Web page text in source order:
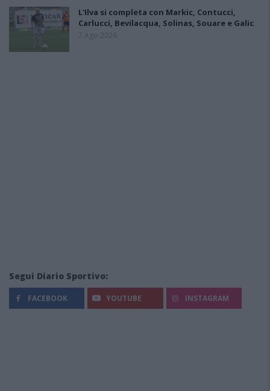
L'Ilva si completa con Markic, Contucci,
Carlucci, Bevilacqua, Solinas, Souare e Galic
7 Ago 2026
Segui Diario Sportivo:
FACEBOOK YOUTUBE INSTAGRAM